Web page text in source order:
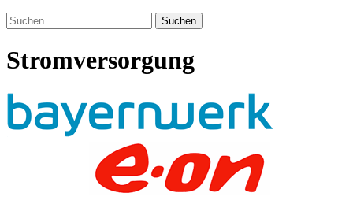
Suchen
Stromversorgung